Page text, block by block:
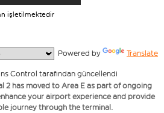
işletilmektedir
Powered by Translate
Control tarafından güncellendi
2 has moved to Area E as part of ongoing
your airport experience and provide
journey through the terminal.